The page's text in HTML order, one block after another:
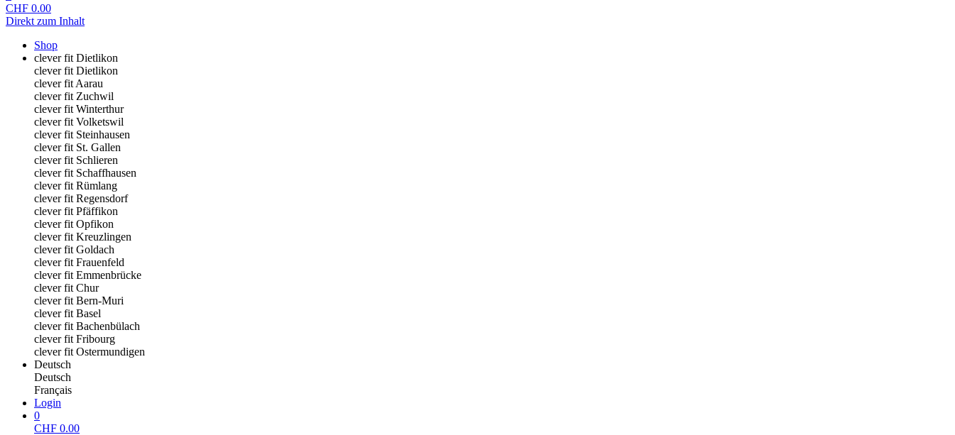
CHF 0.00
Direkt zum Inhalt
Shop
clever fit Dietlikon
clever fit Dietlikon
clever fit Aarau
clever fit Zuchwil
clever fit Winterthur
clever fit Volketswil
clever fit Steinhausen
clever fit St. Gallen
clever fit Schlieren
clever fit Schaffhausen
clever fit Rümlang
clever fit Regensdorf
clever fit Pfäffikon
clever fit Opfikon
clever fit Kreuzlingen
clever fit Goldach
clever fit Frauenfeld
clever fit Emmenbrücke
clever fit Chur
clever fit Bern-Muri
clever fit Basel
clever fit Bachenbülach
clever fit Fribourg
clever fit Ostermundigen
Deutsch
Deutsch
Français
Login
0
CHF 0.00